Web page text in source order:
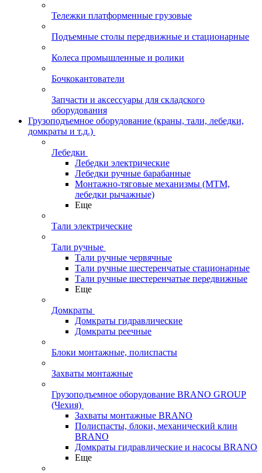
Тележки платформенные грузовые
Подъемные столы передвижные и стационарные
Колеса промышленные и ролики
Бочкокантователи
Запчасти и аксессуары для складского
оборудования
Грузоподъемное оборудование (краны, тали, лебедки,
домкраты и т.д.)
Лебедки
Лебедки электрические
Лебедки ручные барабанные
Монтажно-тяговые механизмы (МТМ,
лебедки рычажные)
Еще
Тали электрические
Тали ручные
Тали ручные червячные
Тали ручные шестеренчатые стационарные
Тали ручные шестеренчатые передвижные
Еще
Домкраты
Домкраты гидравлические
Домкраты реечные
Блоки монтажные, полиспасты
Захваты монтажные
Грузоподъемное оборудование BRANO GROUP
(Чехия)
Захваты монтажные BRANO
Полиспасты, блоки, механический клин
BRANO
Домкраты гидравлические и насосы BRANO
Еще